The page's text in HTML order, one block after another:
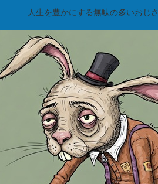
人生を豊かにする無駄の多いおじ